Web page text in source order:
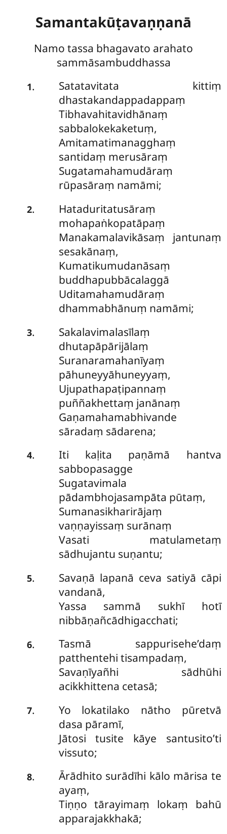
Samantakūṭavaṇṇanā
Namo tassa bhagavato arahato
sammāsambuddhassa
1.
Satatavitata kittiṃ
dhastakandappadappaṃ
Tibhavahitavidhānaṃ
sabbalokekaketuṃ,
Amitamatimanagghaṃ
santidaṃ merusāraṃ
Sugatamahamudāraṃ
rūpasāraṃ namāmi;
2.
Hataduritatusāraṃ
mohapaṅkopatāpaṃ
Manakamalavikāsaṃ jantunaṃ
sesakānaṃ,
Kumatikumudanāsaṃ
buddhapubbācalaggā
Uditamahamudāraṃ
dhammabhānuṃ namāmi;
3.
Sakalavimalasīlaṃ
dhutapāpārijālaṃ
Suranaramahanīyaṃ
pāhuneyyāhuneyyaṃ,
Ujupathapaṭipannaṃ
puññakhettaṃ janānaṃ
Gaṇamahamabhivande
sāradaṃ sādarena;
4.
Iti kaḷita paṇāmā hantva
sabbopasagge
Sugatavimala
pādambhojasampāta pūtaṃ,
Sumanasikharirājaṃ
vaṇṇayissaṃ surānaṃ
Vasati matulametaṃ
sādhujantu suṇantu;
5.
Savaṇā lapanā ceva satiyā cāpi
vandanā,
Yassa sammā sukhī hotī
nibbāṇañcādhigacchati;
6.
Tasmā sappurisehe’daṃ
patthentehi tisampadaṃ,
Savaṇīyañhi sādhūhi
acikkhittena cetasā;
7.
Yo lokatilako nātho pūretvā
dasa pāramī,
Jātosi tusite kāye santusito’ti
vissuto;
8.
Ārādhito surādīhi kālo mārisa te
ayaṃ,
Tiṇṇo tārayimaṃ lokaṃ bahū
apparajakkhakā;